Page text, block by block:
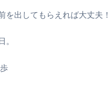
を出してもらえれば大丈夫！
。